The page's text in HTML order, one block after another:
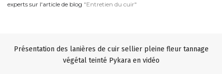
experts sur l'article de blog "Entretien du cuir"
Présentation des lanières de cuir sellier pleine fleur tannage
végétal teinté Pykara en vidéo